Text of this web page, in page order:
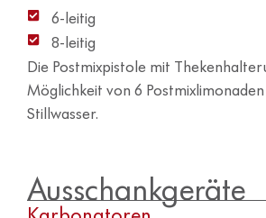
6-leitig
8-leitig
Die Postmixpistole mit
Möglichkeit von 6 Postmixlimonaden
Stillwasser.
Ausschankgeräte
Karbonatoren